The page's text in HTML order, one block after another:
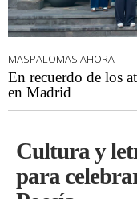
MASPALOMAS AHORA
En recuerdo de los
en Madrid
Cultura y
para